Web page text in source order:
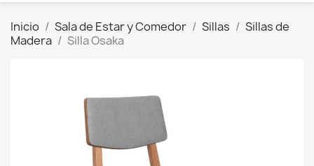
Inicio Sala de Estar y Comedor Sillas
Sillas de
Madera
Silla Osaka